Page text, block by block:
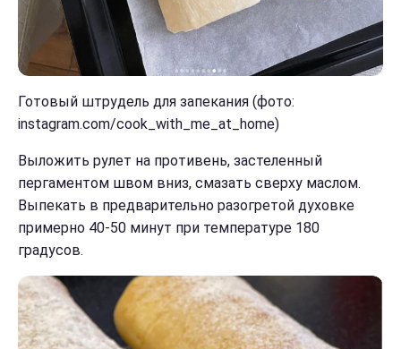
Готовый штрудель для запекания (фото:
instagram.com/cook_with_me_at_home)
Выложить рулет на противень, застеленный
пергаментом швом вниз, смазать сверху маслом.
Выпекать в предварительно разогретой духовке
примерно 40-50 минут при температуре 180
градусов.